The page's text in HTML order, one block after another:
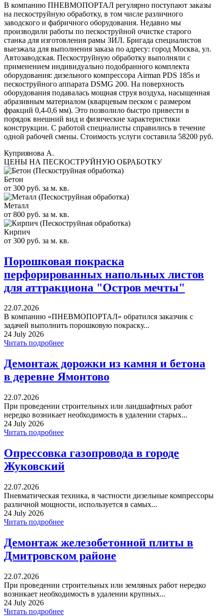
В компанию ПНЕВМОПОРТАЛ регулярно поступают заказы
на пескоструйную обработку, в том числе различного
заводского и фабричного оборудования. Недавно мы
производили работы по пескоструйной очистке старого
станка для изготовления рамы ЗИЛ. Бригада специалистов
выезжала для выполнения заказа по адресу: город Москва, ул.
Автозаводская. Пескоструйную обработку выполняли с
применением индивидуально подобранного комплекта
оборудования: дизельного компрессора Airman PDS 185s и
пескоструйного аппарата DSMG 200. На поверхность
оборудования подавалась мощная струя воздуха, насыщенная
абразивным материалом (кварцевым песком с размером
фракций 0,4-0,6 мм). Это позволило быстро привести в
порядок внешний вид и физические характеристики
конструкции. С работой специалисты справились в течение
одной рабочей смены. Стоимость услуги составила 58200 руб.
Куприянова А.
ЦЕНЫ НА ПЕСКОСТРУЙНУЮ ОБРАБОТКУ
Бетон
от 300 руб. за м. кв.
Металл
от 800 руб. за м. кв.
Кирпич
от 300 руб. за м. кв.
Порошковая покраска
перфорированных напольных листов
для аттракциона "Остров мечты"
22.07.2026
В компанию «ПНЕВМОПОРТАЛ» обратился заказчик с
задачей выполнить порошковую покраску...
24 July 2026
Читать подробнее
Демонтаж дорожки из камня и бетона
в деревне Ямонтово
22.07.2026
При проведении строительных или ландшафтных работ
нередко возникает необходимость в удалении старых...
24 July 2026
Читать подробнее
Опрессовка газопровода в городе
Жуковский
22.07.2026
Пневматическая техника, в частности дизельные компрессоры
различной мощности, используется в самых...
24 July 2026
Читать подробнее
Демонтаж железобетонной плиты в
Дмитровском районе
22.07.2026
При проведении строительных или земляных работ нередко
возникает необходимость в удалении крупных...
24 July 2026
Читать подробнее